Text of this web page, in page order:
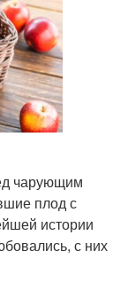
чарующим
плод с
истории
с них